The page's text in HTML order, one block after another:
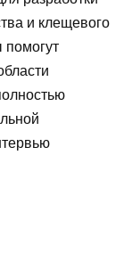
и клещевого